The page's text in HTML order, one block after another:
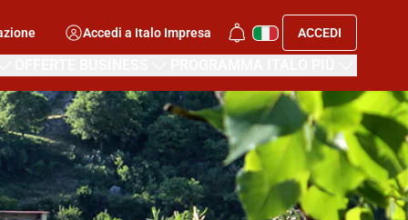
Accedi a Italo Impresa ACCEDI